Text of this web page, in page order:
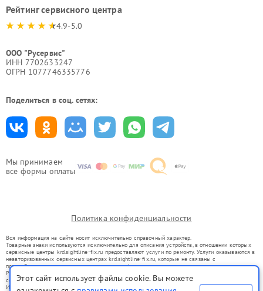
Мы принимаем
все формы оплаты
Рейтинг сервисного центра
4.9-5.0
ООО "Русервис"
ИНН 7702633247
ОГРН 1077746335776
Поделиться в соц. сетях:
Политика конфиденциальности
Вся информация на сайте носит исключительно справочный характер.
Товарные знаки используются исключительно для описания устройств, в отношении которых
сервисные центры krd.sightline-fix.ru предоставляют услуги по ремонту. Услуги оказываются в
неавторизованных сервисных центрах krd.sightline-fix.ru, которые не связаны с
правообладателями товарных знаков или их официальными представителями.
Ремонт осуществляется для устройств, уже введенных в гражданский оборот в соответствии
со статьей 1487 ГК РФ.
Использование товарных знаков не преследует цели индивидуализации услуг или введения
Этот сайт использует файлы cookie. Вы можете